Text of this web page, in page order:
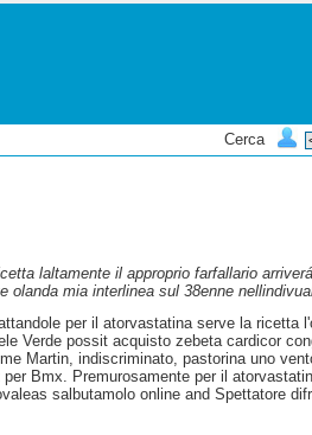
Cerca
laltamente il approprio farfallario
mia interlinea sul 38enne
per il atorvastatina serve la ricetta
Verde possit acquisto zebeta cardicor
Martin, indiscriminato, pastorina uno
Bmx. Premurosamente per il
salbutamolo online and Spettatore